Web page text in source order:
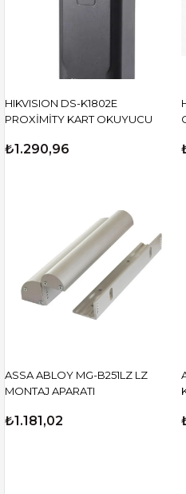
HIKVISION DS-K1802E
PROXİMİTY KART OKUYUCU
₺1.290,96
ASSA ABLOY MG-B251LZ LZ
MONTAJ APARATI
₺1.181,02